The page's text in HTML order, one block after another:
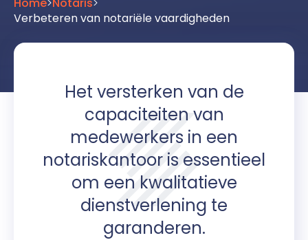
Verbeteren van notariële vaardigheden
Het versterken van de
capaciteiten van
medewerkers in een
notariskantoor is essentieel
om een kwalitatieve
dienstverlening te
garanderen.